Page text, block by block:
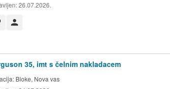
26.07.2026.
35, imt s čelnim nakladacem
Bloke, Nova vas